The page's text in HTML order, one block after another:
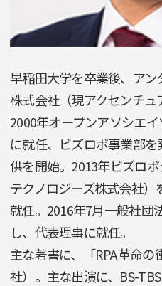
早稲田大学を卒業後、ア
株式会社（現アクセンチュ
2000年オープンアソシエ
に就任、ビズロボ事業部
供を開始。2013年ビズロ
テクノロジーズ株式会社
就任。2016年7月一般社団
し、代表理事に就任。
主な著書に、「RPA革命
社）。主な出演に、BS-